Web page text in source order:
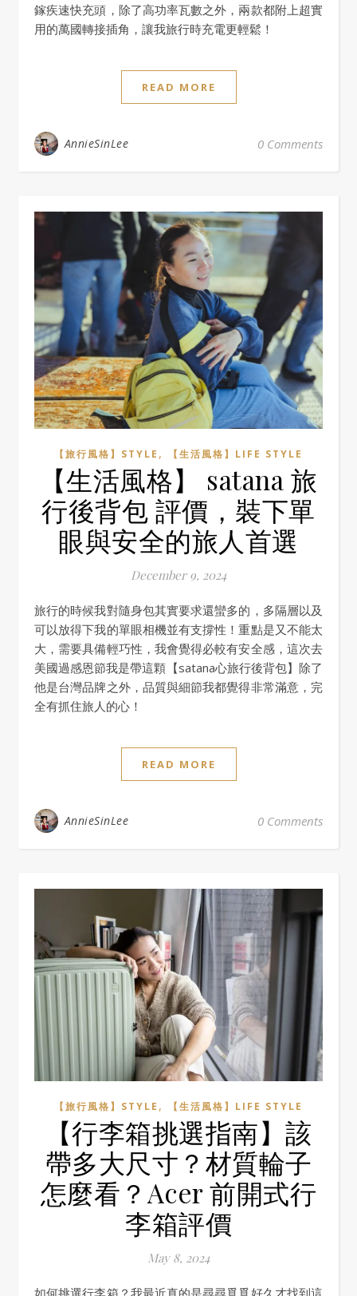
鎵疾速快充頭，除了高功率瓦數之外，兩款都附上超實
用的萬國轉接插角，讓我旅行時充電更輕鬆！
READ MORE
AnnieSinLee 0 Comments
【旅行風格】STYLE , 【生活風格】LIFE STYLE
【生活風格】 satana 旅
行後背包 評價，裝下單
眼與安全的旅人首選
December 9, 2024
旅行的時候我對隨身包其實要求還蠻多的，多隔層以及
可以放得下我的單眼相機並有支撐性！重點是又不能太
大，需要具備輕巧性，我會覺得必較有安全感，這次去
美國過感恩節我是帶這顆【satana心旅行後背包】除了
他是台灣品牌之外，品質與細節我都覺得非常滿意，完
全有抓住旅人的心！
READ MORE
AnnieSinLee 0 Comments
【旅行風格】STYLE , 【生活風格】LIFE STYLE
【行李箱挑選指南】該
帶多大尺寸？材質輪子
怎麼看？Acer 前開式行
李箱評價
May 8, 2024